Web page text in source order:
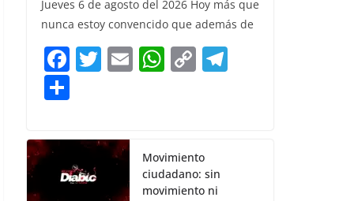
b
o
o
A
p
p
Li
n
k
a
e
Jueves 6 de agosto del 2026 Hoy más que
nunca estoy convencido que además de
F
e
b
o
T
er
E W
A
p
C
Li
n
ar
e
Movimiento
ciudadano: sin
movimiento ni